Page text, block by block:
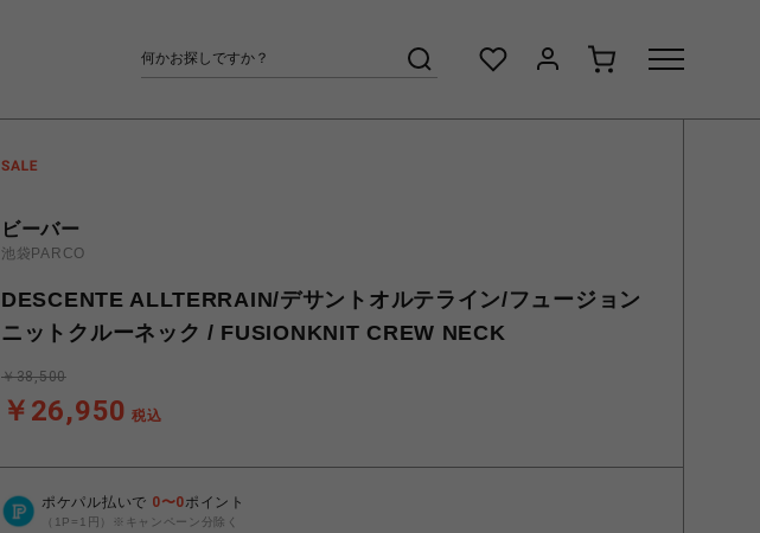
ビーバー
池袋PARCO
DESCENTE ALLTERRAIN/デサントオルテライン/フュージョン
ニットクルーネック / FUSIONKNIT CREW NECK
￥26,950 税込
￥38,500
ポケパル払いで 0〜0ポイント
（1P=1円）※キャンペーン分除く